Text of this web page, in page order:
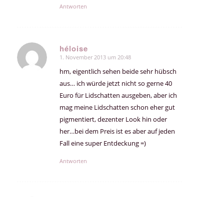
Antworten
héloise
sagte:
1. November 2013 um 20:48
hm, eigentlich sehen beide sehr hübsch
aus… ich würde jetzt nicht so gerne 40
Euro für Lidschatten ausgeben, aber ich
mag meine Lidschatten schon eher gut
pigmentiert, dezenter Look hin oder
her…bei dem Preis ist es aber auf jeden
Fall eine super Entdeckung =)
Antworten